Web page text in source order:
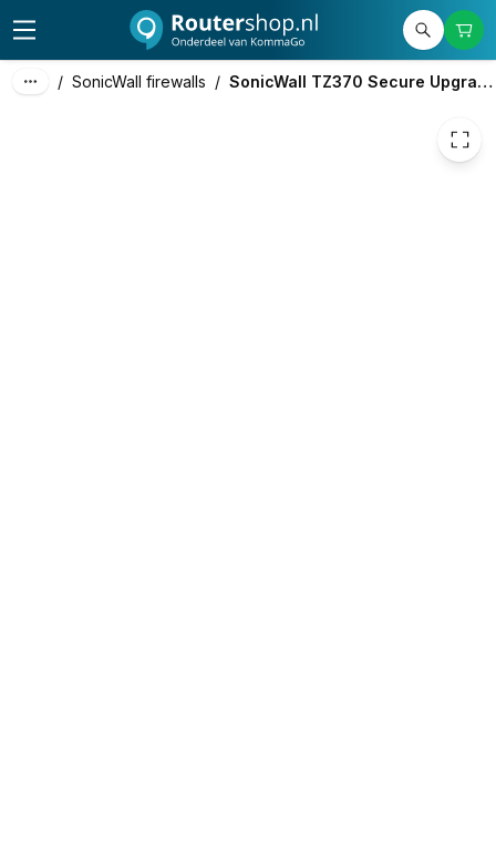
/ SonicWall firewalls / SonicWall TZ370 Secure Upgrade Plus